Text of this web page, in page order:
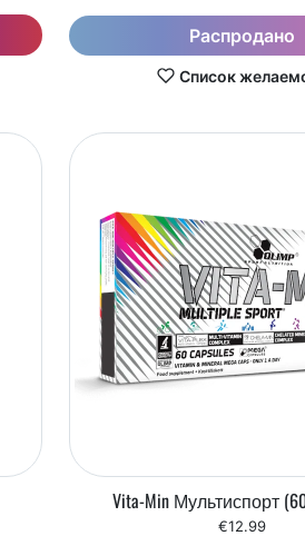
Распродано
Список
Vita-Min Мультиспорт
€12.99